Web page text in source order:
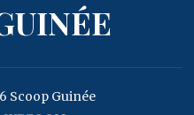
Scoop Guinée